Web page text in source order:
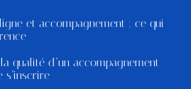
et accompagnement : ce qui
qualité d’un accompagnement
s’inscrire